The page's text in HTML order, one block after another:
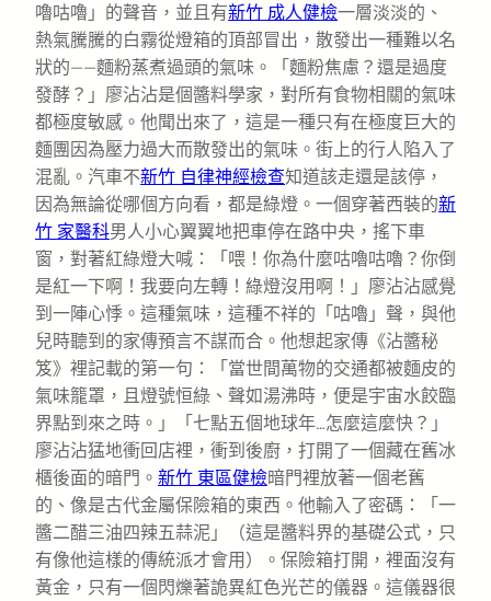
嚕咕嚕」的聲音，並且有新竹 成人健檢一層淡淡的、
熱氣騰騰的白霧從燈箱的頂部冒出，散發出一種難以名
狀的——麵粉蒸煮過頭的氣味。「麵粉焦慮？還是過度
發酵？」廖沾沾是個醬料學家，對所有食物相關的氣味
都極度敏感。他聞出來了，這是一種只有在極度巨大的
麵團因為壓力過大而散發出的氣味。街上的行人陷入了
混亂。汽車不新竹 自律神經檢查知道該走還是該停，
因為無論從哪個方向看，都是綠燈。一個穿著西裝的新
竹 家醫科男人小心翼翼地把車停在路中央，搖下車
窗，對著紅綠燈大喊：「喂！你為什麼咕嚕咕嚕？你倒
是紅一下啊！我要向左轉！綠燈沒用啊！」廖沾沾感覺
到一陣心悸。這種氣味，這種不祥的「咕嚕」聲，與他
兒時聽到的家傳預言不謀而合。他想起家傳《沾醬秘
笈》裡記載的第一句：「當世間萬物的交通都被麵皮的
氣味籠罩，且燈號恒綠、聲如湯沸時，便是宇宙水餃臨
界點到來之時。」「七點五個地球年…怎麼這麼快？」
廖沾沾猛地衝回店裡，衝到後廚，打開了一個藏在舊冰
櫃後面的暗門。 新竹 東區健檢暗門裡放著一個老舊
的、像是古代金屬保險箱的東西。他輸入了密碼：「一
醬二醋三油四辣五蒜泥」（這是醬料界的基礎公式，只
有像他這樣的傳統派才會用）。保險箱打開，裡面沒有
黃金，只有一個閃爍著詭異紅色光芒的儀器。這儀器很